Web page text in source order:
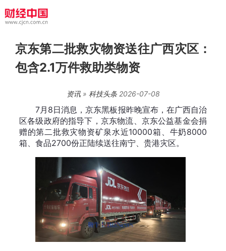
京东第二批救灾物资送往广西灾区：
包含2.1万件救助类物资
资讯» 科技头条2026-07-08
7月8日消息，京东黑板报昨晚宣布，在广西自治
区各级政府的指导下，京东物流、京东公益基金会捐
赠的第二批救灾物资矿泉水近10000箱、牛奶8000
箱、食品2700份正陆续送往南宁、贵港灾区。